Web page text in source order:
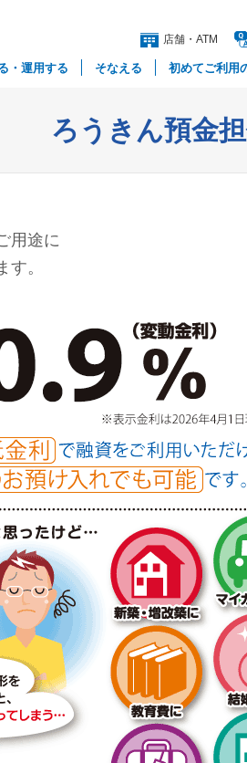
店舗・ATM
・ 運用する そなえる 初めてご利用
ろうきん預金
用途に
。